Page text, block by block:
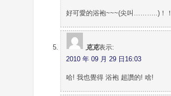
好可愛的浴袍~~~(尖叫………..)！！
克克表示:
2010 年 09 月 29 日16:03
哈! 我也覺得 浴袍 超讚的! 啥!